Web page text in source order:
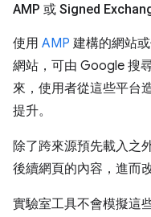
AMP 或 Signed
使用 AMP 建構的網站
網站，可由 Google 搜
來，使用者從這些平台
提升。
除了跨來源預先載入之
後續網頁的內容，進而
實驗室工具不會模擬這